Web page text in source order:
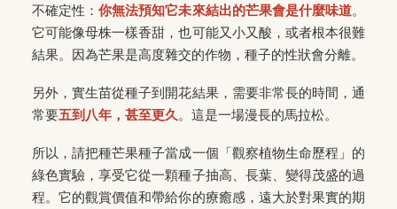
不確定性：你無法預知它未來結出的芒果會是什麼味道。
它可能像母株一樣香甜，也可能又小又酸，或者根本很難
結果。因為芒果是高度雜交的作物，種子的性狀會分離。
另外，實生苗從種子到開花結果，需要非常長的時間，通
常要五到八年，甚至更久 。這是一場漫長的馬拉松。
所以，請把種芒果種子當成一個「觀察植物生命歷程」的
綠色實驗，享受它從一顆種子抽高、長葉、變得茂盛的過
程。它的觀賞價值和帶給你的療癒感，遠大於對果實的期